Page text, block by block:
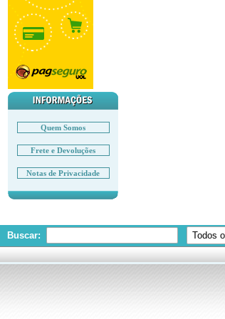
Quem Somos
Frete e Devoluções
Notas de Privacidade
Buscar: